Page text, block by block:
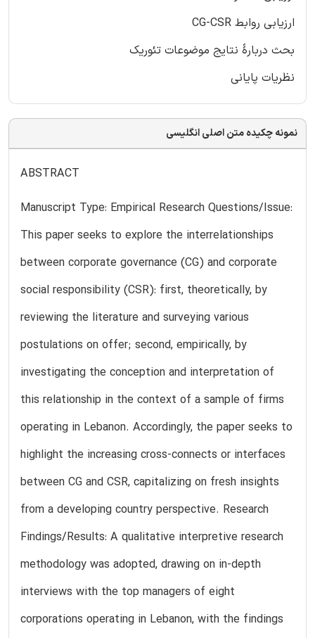
ارزیابی روابط CG-CSR
بحث دربارۀ نتایج موضوعات تئوریک
نظریات پایانی
نمونه چکیده متن اصلی انگلیسی
ABSTRACT
Manuscript Type: Empirical Research Questions/Issue:
This paper seeks to explore the interrelationships
between corporate governance (CG) and corporate
social responsibility (CSR): first, theoretically, by
reviewing the literature and surveying various
postulations on offer; second, empirically, by
investigating the conception and interpretation of
this relationship in the context of a sample of firms
operating in Lebanon. Accordingly, the paper seeks to
highlight the increasing cross-connects or interfaces
between CG and CSR, capitalizing on fresh insights
from a developing country perspective. Research
Findings/Results: A qualitative interpretive research
methodology was adopted, drawing on in-depth
interviews with the top managers of eight
corporations operating in Lebanon, with the findings